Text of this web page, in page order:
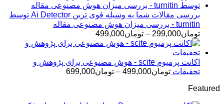
تومان199,000
تا
تومان499,000
بررسی مقالات شما به وسیله قوی ترین Ai Detector توسط
turnitin - بررسی میزان هوش مصنوعی مقاله
تومان299,000
– تومان499,000محدوده
قیمت:
تا
تومان499,000
اکانت پرمیوم scite - هوش مصنوعی برای پژوهش و
تحقیقات تومان499,000
– تومان699,000محدوده
Featured